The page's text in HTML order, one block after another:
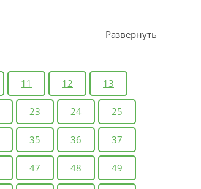
Развернуть
11 12 13
23 24 25
35 36 37
47 48 49